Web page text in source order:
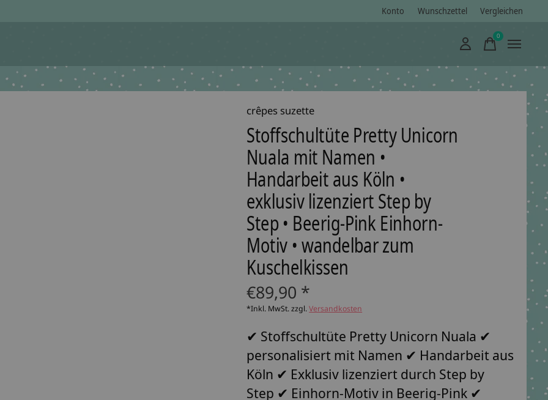
Konto Wunschzettel Vergleichen
0items
crêpes suzette
Stoffschultüte Pretty Unicorn
Nuala mit Namen •
Handarbeit aus Köln •
exklusiv lizenziert Step by
Step • Beerig-Pink Einhorn-
Motiv • wandelbar zum
Kuschelkissen
€89,90 *
*Inkl. MwSt. zzgl.Versandkosten
✔ Stoffschultüte Pretty Unicorn Nuala ✔
personalisiert mit Namen ✔ Handarbeit aus
Köln ✔ Exklusiv lizenziert durch Step by
Step ✔ Einhorn-Motiv in Beerig-Pink ✔